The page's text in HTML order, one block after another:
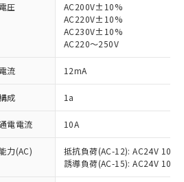
圧
AC200V±10%
AC220V±10%
AC230V±10%
AC220～250V
流 12mA
成 1a
電電流 10A
力(AC)
抵抗負荷(AC-12): AC24V 10A/
誘導負荷(AC-15): AC24V
読みいただき、同意のうえ
RoHS指令（10物質）の
製品が提供可能な商品で
指令（10物質）の非含
に切り替える予定のある
EU RoHS指令（10物質）の
の商品で、対応品を出す予